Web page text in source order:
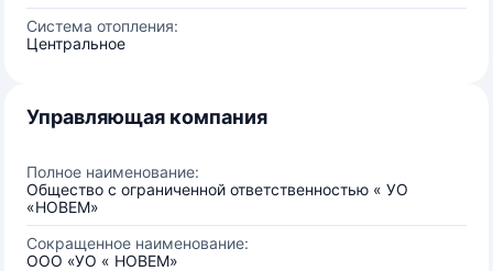
Система отопления:
Центральное
Управляющая компания
Полное наименование:
Общество с ограниченной ответственностью « УО
«НОВЕМ»
Сокращенное наименование:
ООО «УО « НОВЕМ»